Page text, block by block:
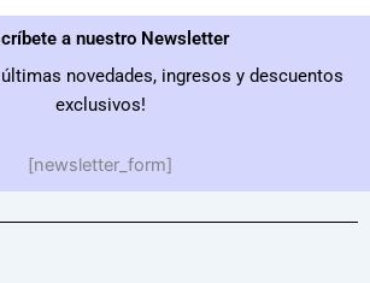
a nuestro Newsletter
últimas novedades, ingresos y descuentos
exclusivos!
[newsletter_form]